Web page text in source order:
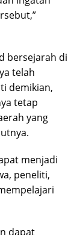
bersejarah di
telah
demikian,
tetap
yang
menjadi
peneliti,
dapat